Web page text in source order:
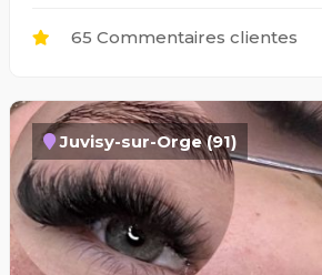
65 Commentaires clientes
Juvisy-sur-Orge (91)